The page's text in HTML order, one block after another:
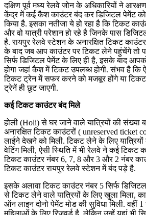
दक्षिण पूर्व मध्य रेलवे जोन के अधिकारियों ने
केंद्र में कई कैश काउंटर बंद कर डिजिटल पेमेंट को
किया है. इसका नतीजा ये हो रहा है कि टिकट
और वो यात्री परेशान हो रहे है जिनके पास
है. रायपुर रेलवे स्टेशन के अनारक्षित टिकट
के बाद जब आप काउंटर पर टिकट लेने पहुंचेंगे तो
सिर्फ डिजिटल पेमेंट के लिए ही है, इसके बाद
होगा जहां कैश में टिकट उपलब्ध होगी. संभव है कि
टिकट ट्रेन में सफर करने को मजबूर होंगे या
ट्रेनें ही छूट जाएगी.
कई टिकट काउंटर बंद मिले
होली (Holi) से घर जाने वाले यात्रियों की
अनारक्षित टिकट काउंटरों ( unreserved ticket
लाईने देखने को मिली. टिकट लेने के लिए
वेटिंग मिली, ऐसी स्थिति में भी रेलवे ने कई टिकट
टिकट काउंटर नंबर 6, 7, 8 और 3 और 2 नंबर
टिकट काउंटर रायपुर रेलवे स्टेशन में बंद पड़े है.
इसके अलावा टिकट काउंटर नंबर 5 सिर्फ
से टिकट लेने वाले यात्रियों के लिए खुला मिला,
ऑन लाइन दोनो पेमेंट मोड की सुविधा मिली. वहीं
महिलाओं के लिए रिजवर्ड है, लेकिन उन्हें यहां भी